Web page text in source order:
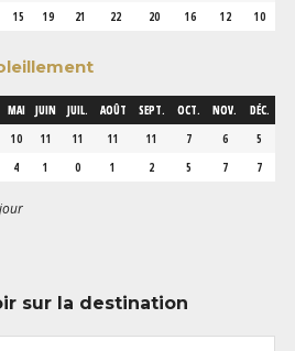
15 19 21 22 20 16 12 10
MAI JUIN JUIL. AOÛT SEPT. OCT. NOV.
DÉC.
10 11 11 11 11 7 6
5
4 1 0 1 2 5 7 7
sur la destination